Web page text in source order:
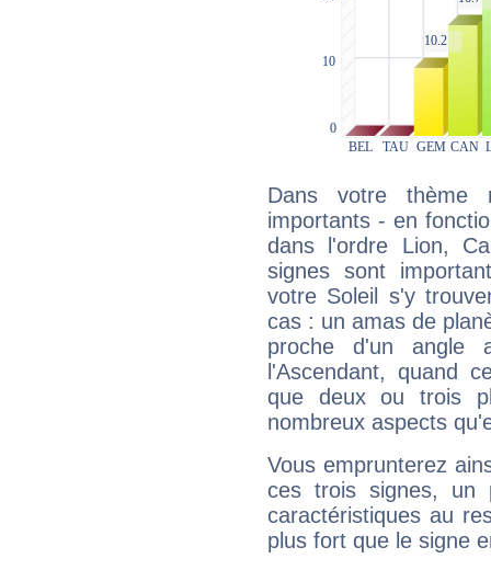
Dans votre thème
importants - en
dans l'ordre Lion,
signes sont
votre Soleil s'y
cas : un amas de
proche d'un
l'Ascendant, quand
que deux ou trois
nombreux aspects
Vous emprunterez
ces trois signes, un
caractéristiques au
plus fort que le signe